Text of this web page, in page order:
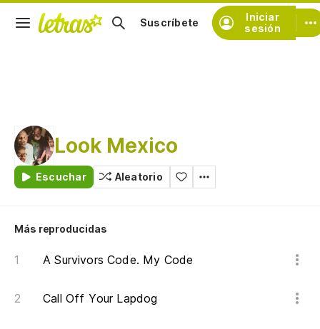
Iniciar
sesión
Suscríbete
Look Mexico
Escuchar Aleatorio
Más reproducidas
A Survivors Code. My Code
Call Off Your Lapdog